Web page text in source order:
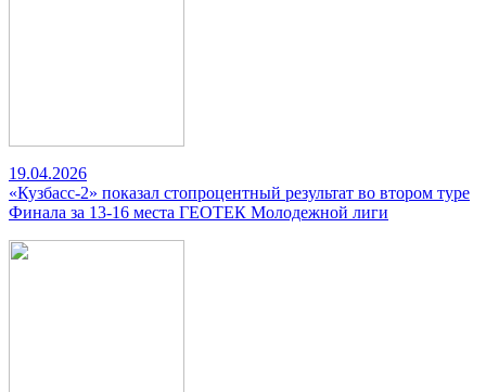
19.04.2026
«Кузбасс-2» показал стопроцентный результат во втором туре
Финала за 13-16 места ГЕОТЕК Молодежной лиги